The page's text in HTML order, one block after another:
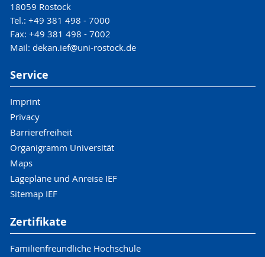
18059 Rostock
Tel.: +49 381 498 - 7000
Fax: +49 381 498 - 7002
Mail: dekan.ief@uni-rostock.de
Service
Imprint
Privacy
Barrierefreiheit
Organigramm Universität
Maps
Lagepläne und Anreise IEF
Sitemap IEF
Zertifikate
Familienfreundliche Hochschule